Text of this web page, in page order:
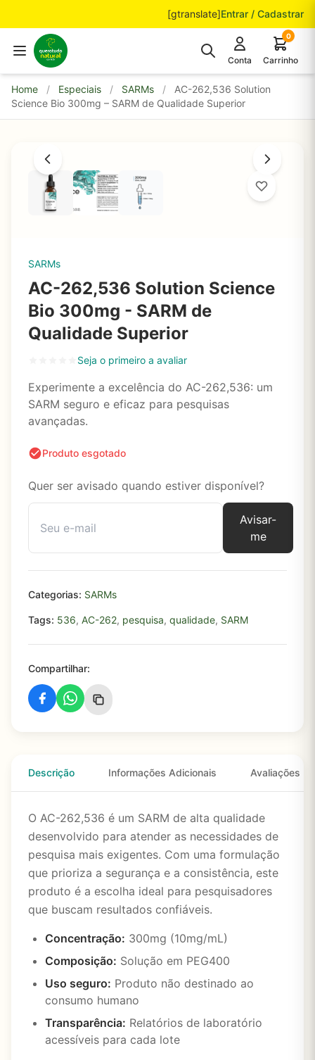
[gtranslate]Entrar / Cadastrar
Conta
0
Carrinho
Home / Especiais / SARMs /
AC-262,536 Solution
Science Bio 300mg – SARM de Qualidade Superior
SARMs
AC-262,536 Solution Science
Bio 300mg - SARM de
Qualidade Superior
Seja o primeiro a avaliar
Experimente a excelência do AC-262,536: um
SARM seguro e eficaz para pesquisas
avançadas.
Produto esgotado
Quer ser avisado quando estiver disponível?
Avisar-
me
Categorias: SARMs
Tags: 536, AC-262, pesquisa, qualidade, SARM
Compartilhar:
Descrição Informações Adicionais Avaliações
O AC-262,536 é um SARM de alta qualidade
desenvolvido para atender as necessidades de
pesquisa mais exigentes. Com uma formulação
que prioriza a segurança e a consistência, este
produto é a escolha ideal para pesquisadores
que buscam resultados confiáveis.
Concentração: 300mg (10mg/mL)
Composição: Solução em PEG400
Uso seguro: Produto não destinado ao
consumo humano
Transparência: Relatórios de laboratório
acessíveis para cada lote